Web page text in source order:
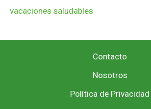
vacaciones saludables
Contacto
Nosotros
Política de Privacidad